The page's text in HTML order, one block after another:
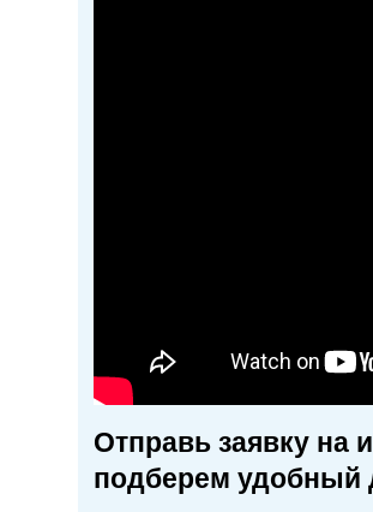
Отправь заявку на
подберем удобный